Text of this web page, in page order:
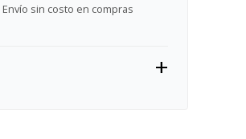
Envío sin costo en compras